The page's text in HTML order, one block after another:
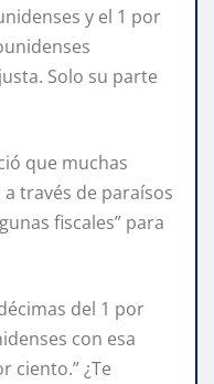
y el 1 por
Solo su parte
que muchas
través de paraísos
fiscales” para
del 1 por
con esa
ciento.” ¿Te